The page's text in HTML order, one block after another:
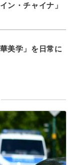
ン・チャイナ」
美学」を日常に